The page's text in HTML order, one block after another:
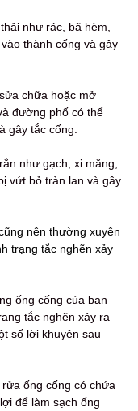
như rác, bã hèm,
thành cống và gây
chữa hoặc mở
đường phố có thể
gây tắc cống.
như gạch, xi măng,
vứt bỏ tràn lan và gây
nên thường xuyên
trạng tắc nghẽn xảy
ống cống của bạn
tắc nghẽn xảy ra
số lời khuyên sau
ống cống có chứa
để làm sạch ống